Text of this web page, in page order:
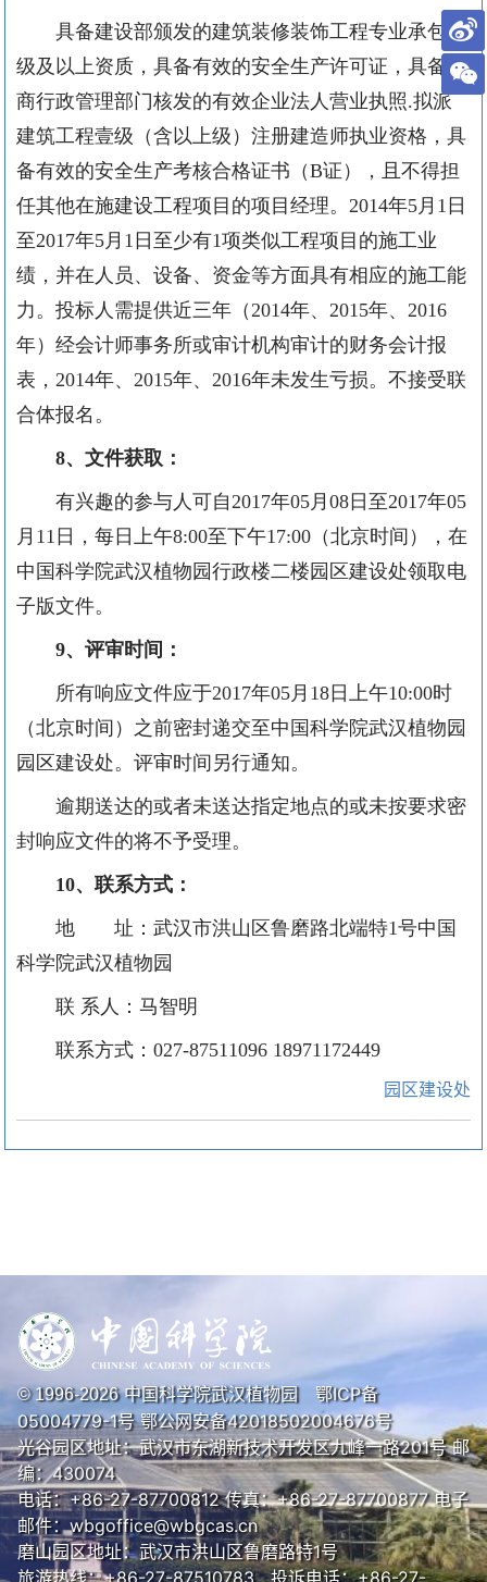
具备建设部颁发的建筑装修装饰工程专业承包贰
级及以上资质，具备有效的安全生产许可证，具备工
商行政管理部门核发的有效企业法人营业执照.拟派
建筑工程壹级（含以上级）注册建造师执业资格，具
备有效的安全生产考核合格证书（B证），且不得担
任其他在施建设工程项目的项目经理。 2014年5 月 1 日
至2017年5 月 1 日至少有1项类似工程项目的施工业
绩，并在人员、设备、资金等方面具有相应的施工能
力。投标人需提供近三年（ 2014年、 2015年、 2016
年）经会计师事务所或审计机构审计的财务会计报
表， 2014年、 2015年、 2016年未发生亏损。不接受联
合体报名。
8、文件获取：
有兴趣的参与人可自 2017年05 月 08日至2017年05
月 11 日，每日上午8:00至下午17:00 （北京时间），在
中国科学院武汉植物园行政楼二楼园区建设处领取电
子版文件。
9、评审时间：
所有响应文件应于2017年05 月 18日上午10:00时
（北京时间）之前密封递交至中国科学院武汉植物园
园区建设处。评审时间另行通知。
逾期送达的或者未送达指定地点的或未按要求密
封响应文件的将不予受理。
10、联系方式：
地 址：武汉市洪山区鲁磨路北端特1号中国
科学院武汉植物园
联 系人：马智明
联系方式： 027-87511096 18971172449
园区建设处
© 1996-2026中国科学院武汉植物园 鄂ICP备
05004779-1号鄂公网安备42018502004676号
光谷园区地址：武汉市东湖新技术开发区九峰一路201号 邮
编：430074
电话：+86-27-87700812 传真：+86-27-87700877 电子
邮件：wbgoffice@wbgcas.cn
磨山园区地址：武汉市洪山区鲁磨路特1号